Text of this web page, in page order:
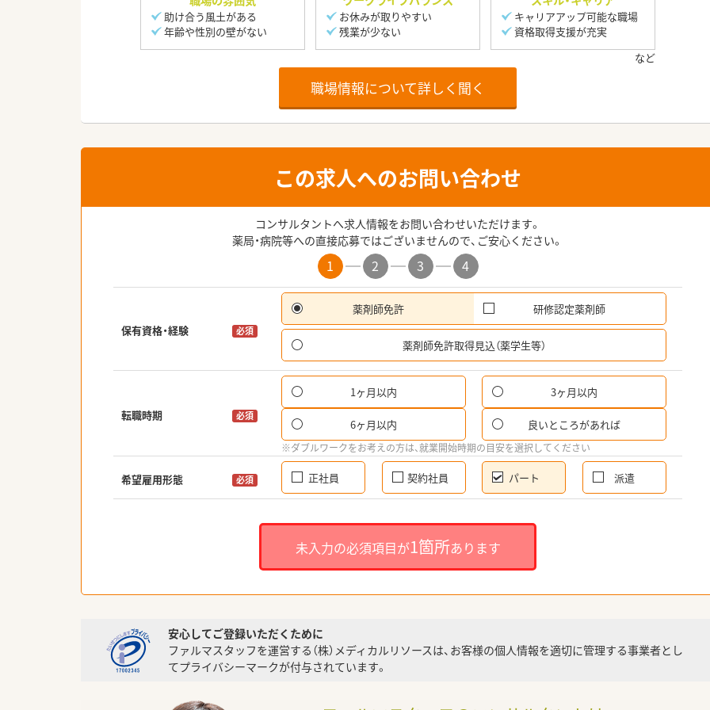
助け合う風土がある
年齢や性別の壁がない
お休みが取りやすい
残業が少ない
キャリアアップ可能な職場
資格取得支援が充実
職場情報について詳しく聞く
この求人へのお問い合わせ
コンサルタントへ求人情報をお問い合わせいただけます。
薬局・病院等への直接応募ではございませんので、ご安心ください。
1 2 3 4
保有資格・経験 必須
薬剤師免許 研修認定薬剤師
薬剤師免許取得見込（薬学生等）
転職時期 必須
1ヶ月以内 3ヶ月以内
6ヶ月以内 良いところがあれば
※ダブルワークをお考えの方は、就業開始時期の目安を選択してください
希望雇用形態 必須 正社員 契約社員 パート 派遣
未入力の必須項目が1箇所あります
安心してご登録いただくために
ファルマスタッフを運営する（株）メディカルリソースは、お客様の個人情報を適切に管理する事業者とし
てプライバシーマークが付与されています。